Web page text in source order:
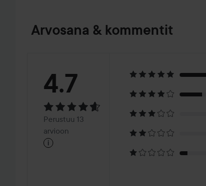
Arvosana & kommentit
Arvosana:
4.7Perustuu
13
4.7
Perustuu 13
arvioon
i